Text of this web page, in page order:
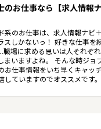
のお仕事なら【求人情報
系のお仕事は、求人情報ナビ
スしかないっ！ 好きな仕事を
場に求める思いは人それぞ
まいますよね。 そんな時ジョ
お仕事情報をいち早くキャッ
していますのでオススメです。